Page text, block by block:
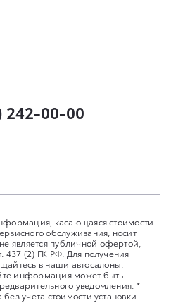
242-00-00
касающаяся стоимости
обслуживания, носит
является публичной офертой,
(2) ГК РФ. Для получения
в наши автосалоны.
информация может быть
уведомления. *
учета стоимости установки.